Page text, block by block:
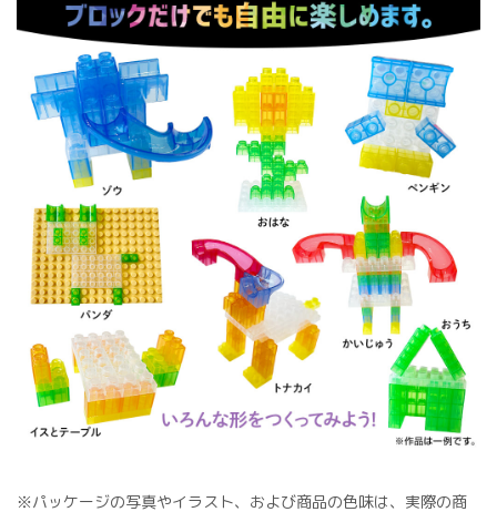
※パッケージの写真やイラスト、および商品の色味は、実際の商